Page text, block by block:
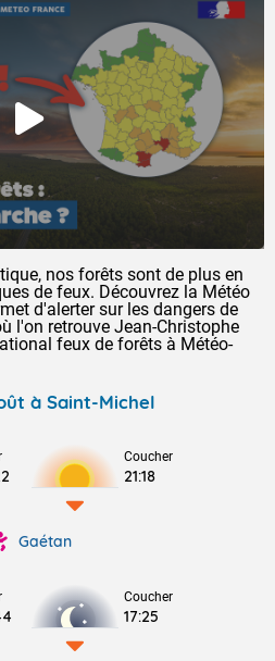
nos forêts sont de plus en
de feux. Découvrez la Météo
d'alerter sur les dangers de
l'on retrouve Jean-Christophe
feux de forêts à Météo-
à Saint-Michel
Coucher
21:18
Gaétan
Coucher
17:25